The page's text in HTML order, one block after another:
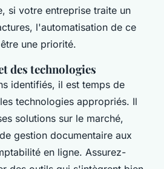
si votre entreprise traite un
l'automatisation de ce
une priorité.
des technologies
identifiés, il est temps de
technologies appropriés. Il
solutions sur le marché,
gestion documentaire aux
en ligne. Assurez-